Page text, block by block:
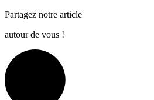
Partagez notre article
autour de vous !